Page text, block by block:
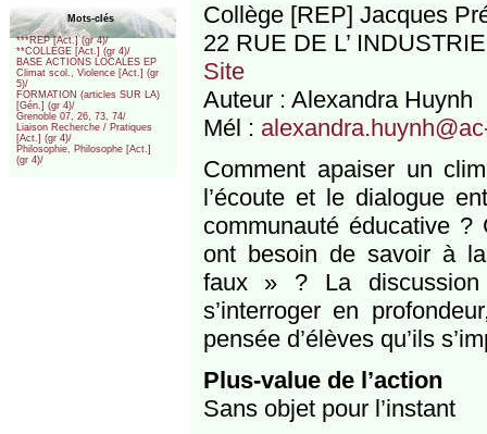
Mots-clés
***REP [Act.] (gr 4)/
**COLLEGE [Act.] (gr 4)/
BASE ACTIONS LOCALES EP
Climat scol., Violence [Act.] (gr
5)/
FORMATION (articles SUR LA)
[Gén.] (gr 4)/
Grenoble 07, 26, 73, 74/
Liaison Recherche / Pratiques
[Act.] (gr 4)/
Philosophie, Philosophe [Act.]
(gr 4)/
Collège [REP] Jacques
22 RUE DE L’
Site
Auteur : Alexandra Huynh
Mél :
Comment apaiser un
l’écoute et le dialogue
communauté éducative
ont besoin de savoir à
faux » ? La discussion
s’interroger en
pensée d’élèves qu’ils
Plus-value de l’action
Sans objet pour l’instant